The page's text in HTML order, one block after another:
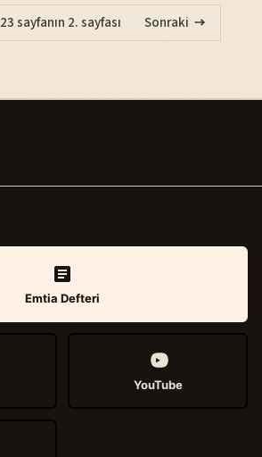
23 sayfanın 2. sayfası Sonraki
Emtia Defteri
YouTube